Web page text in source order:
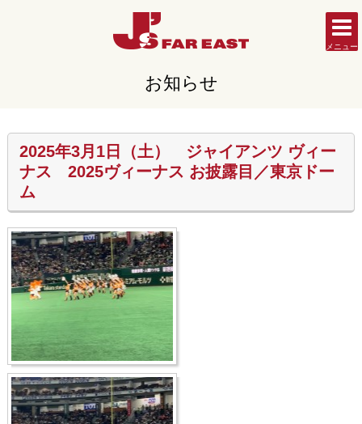
メニュー
お知らせ
2025年3月1日（土） ジャイアンツ ヴィー
ナス 2025ヴィーナス お披露目／東京ドー
ム